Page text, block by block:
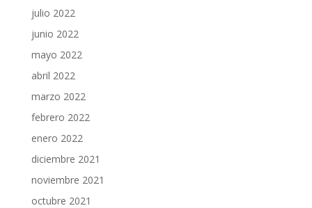
julio 2022
junio 2022
mayo 2022
abril 2022
marzo 2022
febrero 2022
enero 2022
diciembre 2021
noviembre 2021
octubre 2021